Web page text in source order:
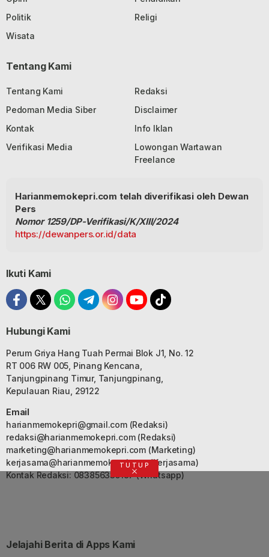
Politik
Religi
Wisata
Tentang Kami
Tentang Kami
Redaksi
Pedoman Media Siber
Disclaimer
Kontak
Info Iklan
Verifikasi Media
Lowongan Wartawan
Freelance
Harianmemokepri.com telah diverifikasi oleh Dewan
Pers
Nomor 1259/DP-Verifikasi/K/XIII/2024
https://dewanpers.or.id/data
Ikuti Kami
Hubungi Kami
Perum Griya Hang Tuah Permai Blok J1, No. 12
RT 006 RW 005, Pinang Kencana,
Tanjungpinang Timur, Tanjungpinang,
Kepulauan Riau, 29122
Email
harianmemokepri@gmail.com(Redaksi)
redaksi@harianmemokepri.com(Redaksi)
marketing@harianmemokepri.com(Marketing)
kerjasama@harianmemokepri.com(Kerjasama)
Kontak Redaksi: 083856335187 (Whatsapp)
Jelajahi Berita di Apps Kami
TUTUP